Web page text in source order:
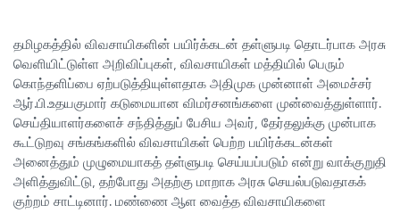
தமிழகத்தில் விவசாயிகளின் பயிர்க்கடன் தள்ளுபடி தொடர்பாக அரசு
வெளியிட்டுள்ள அறிவிப்புகள், விவசாயிகள் மத்தியில் பெரும்
கொந்தளிப்பை ஏற்படுத்தியுள்ளதாக அதிமுக முன்னாள் அமைச்சர்
ஆர்.பி.உதயகுமார் கடுமையான விமர்சனங்களை முன்வைத்துள்ளார்.
செய்தியாளர்களைச் சந்தித்துப் பேசிய அவர், தேர்தலுக்கு முன்பாக
கூட்டுறவு சங்கங்களில் விவசாயிகள் பெற்ற பயிர்க்கடன்கள்
அனைத்தும் முழுமையாகத் தள்ளுபடி செய்யப்படும் என்று வாக்குறுதி
அளித்துவிட்டு, தற்போது அதற்கு மாறாக அரசு செயல்படுவதாகக்
குற்றம் சாட்டினார். மண்ணை ஆள வைத்த விவசாயிகளை